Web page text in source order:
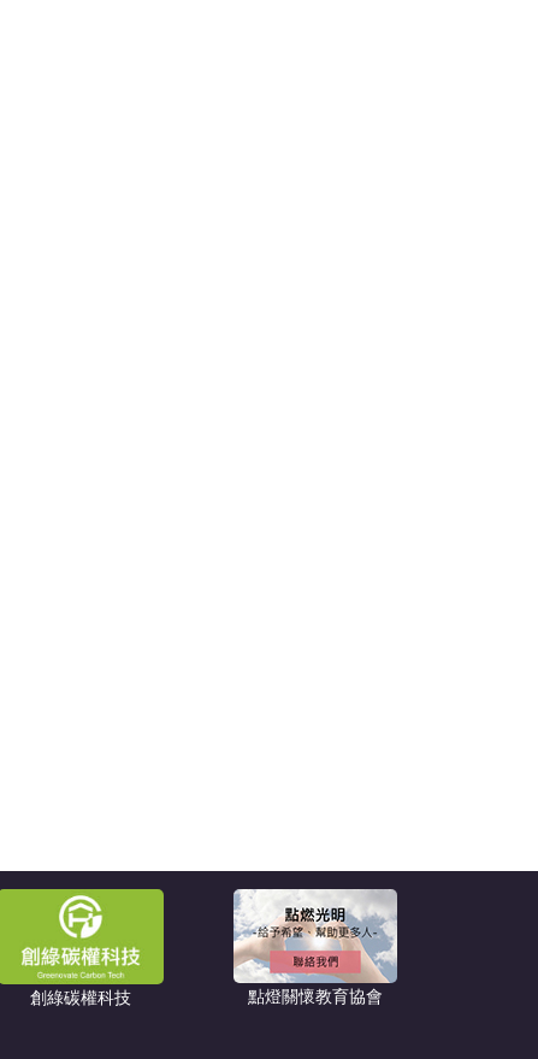
創綠碳權科技 點燈關懷教育協會